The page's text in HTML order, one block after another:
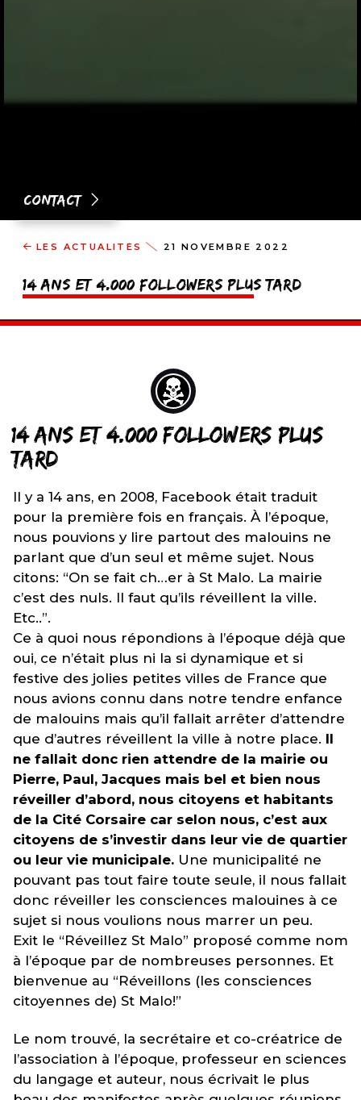
Contact
LES ACTUALITÉS 21 NOVEMBRE 2022
14 ans et 4.000 followers plus tard
14 ANS ET 4.000 FOLLOWERS PLUS
TARD
Il y a 14 ans, en 2008, Facebook était traduit
pour la première fois en français. À l’époque,
nous pouvions y lire partout des malouins ne
parlant que d’un seul et même sujet. Nous
citons: “On se fait ch…er à St Malo. La mairie
c’est des nuls. Il faut qu’ils réveillent la ville.
Etc..”.
Ce à quoi nous répondions à l’époque déjà que
oui, ce n’était plus ni la si dynamique et si
festive des jolies petites villes de France que
nous avions connu dans notre tendre enfance
de malouins mais qu’il fallait arrêter d’attendre
que d’autres réveillent la ville à notre place. Il
ne fallait donc rien attendre de la mairie ou
Pierre, Paul, Jacques mais bel et bien nous
réveiller d’abord, nous citoyens et habitants
de la Cité Corsaire car selon nous, c’est aux
citoyens de s’investir dans leur vie de quartier
ou leur vie municipale. Une municipalité ne
pouvant pas tout faire toute seule, il nous fallait
donc réveiller les consciences malouines à ce
sujet si nous voulions nous marrer un peu.
Exit le “Réveillez St Malo” proposé comme nom
à l’époque par de nombreuses personnes. Et
bienvenue au “Réveillons (les consciences
citoyennes de) St Malo!”
Le nom trouvé, la secrétaire et co-créatrice de
l’association à l’époque, professeur en sciences
du langage et auteur, nous écrivait le plus